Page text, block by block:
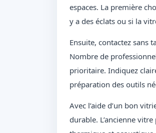
espaces. La première
y a des éclats ou si la
Ensuite, contactez sans
Nombre de
prioritaire. Indiquez
préparation des outils
Avec l’aide d’un bon
durable. L’ancienne